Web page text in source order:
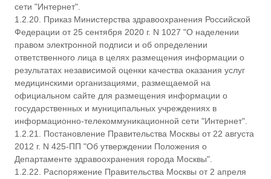
сети "Интернет".
1.2.20. Приказ Министерства здравоохранения Российской
Федерации от 25 сентября 2020 г. N 1027 "О наделении
правом электронной подписи и об определении
ответственного лица в целях размещения информации о
результатах независимой оценки качества оказания услуг
медицинскими организациями, размещаемой на
официальном сайте для размещения информации о
государственных и муниципальных учреждениях в
информационно-телекоммуникационной сети "Интернет".
1.2.21. Постановление Правительства Москвы от 22 августа
2012 г. N 425-ПП "Об утверждении Положения о
Департаменте здравоохранения города Москвы".
1.2.22. Распоряжение Правительства Москвы от 2 апреля